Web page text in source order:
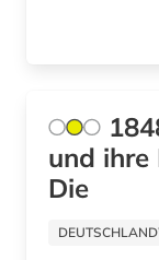
und ihre
Die